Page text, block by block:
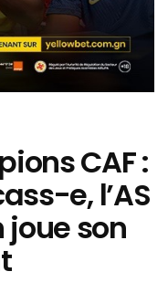
CAF :
e, l’AS
son